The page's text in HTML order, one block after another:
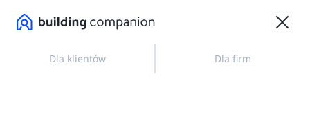
Dla klientów Dla firm